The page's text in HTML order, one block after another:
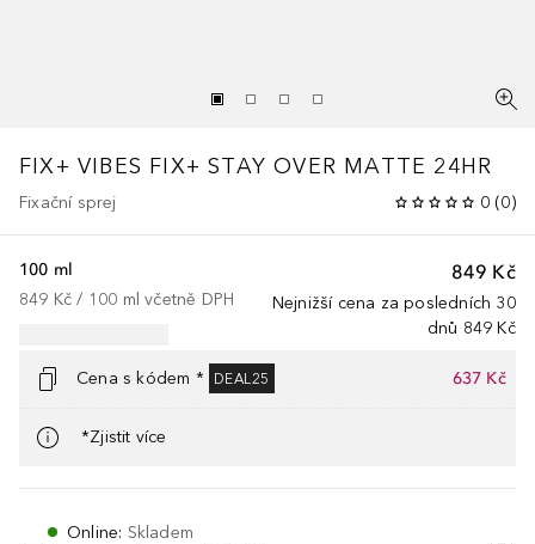
FIX+ VIBES FIX+ STAY OVER MATTE 24HR
Fixační sprej 0 (0)
849 Kč
Nejnižší cena za posledních 30
dnů 849 Kč
100 ml
849 Kč / 100 ml včetně DPH
Cena s kódem * DEAL25 637 Kč
*Zjistit více
Online: Skladem